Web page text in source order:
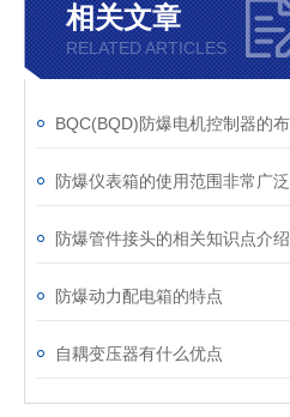
相关文章
RELATED ARTICLES
防爆仪表箱的使用范围非常广泛
防爆管件接头的相关知识点介绍
防爆动力配电箱的特点
自耦变压器有什么优点